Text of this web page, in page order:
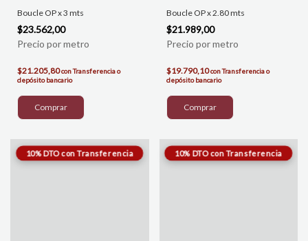
Boucle OP x 3 mts
$23.562,00
$21.205,80conTransferencia o
depósito bancario
Boucle OP x 2.80 mts
$21.989,00
$19.790,10conTransferencia o
depósito bancario